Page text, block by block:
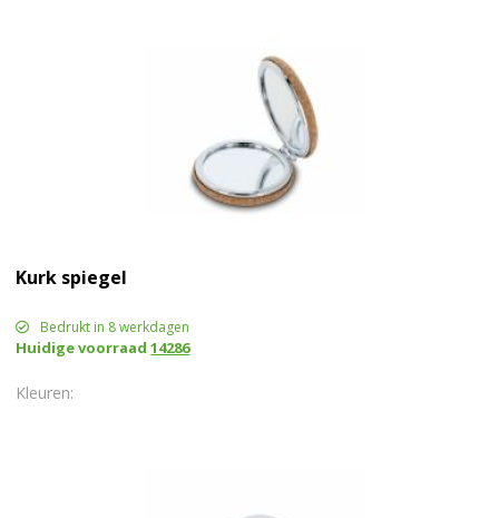
Kurk spiegel
Bedrukt in 8 werkdagen
Huidige voorraad14286